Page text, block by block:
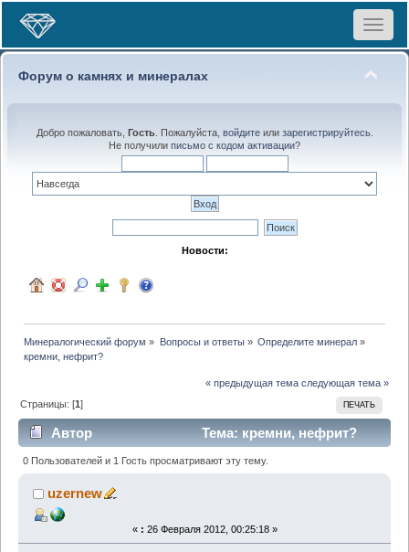
Toggle
Форум о камнях и минералах
Добро пожаловать, Гость. Пожалуйста, войдитеили зарегистрируйтесь.
Не получили письмо с кодом активации?
Новости:
Минералогический форум » Вопросы и ответы» Определите минерал»
кремни, нефрит?
« предыдущая тема следующая тема »
ПЕЧАТЬ
Страницы: [1]
Автор
Тема: кремни, нефрит?
(Прочитано 1909 раз)
0 Пользователей и 1 Гость просматривают эту тему.
uzernew
« : 26 Февраля 2012, 00:25:18 »